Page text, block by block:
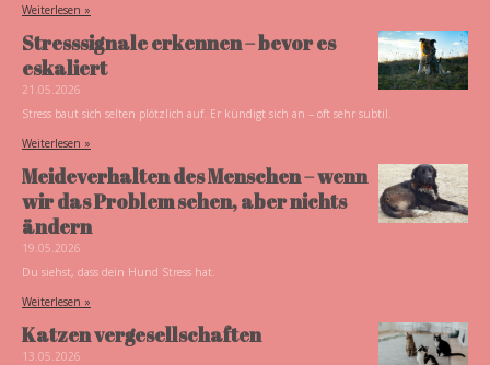
Weiterlesen »
Stresssignale erkennen – bevor es
eskaliert
21.05.2026
Stress baut sich selten plötzlich auf. Er kündigt sich an – oft sehr subtil.
Weiterlesen »
Meideverhalten des Menschen – wenn
wir das Problem sehen, aber nichts
ändern
19.05.2026
Du siehst, dass dein Hund Stress hat.
Weiterlesen »
Katzen vergesellschaften
13.05.2026